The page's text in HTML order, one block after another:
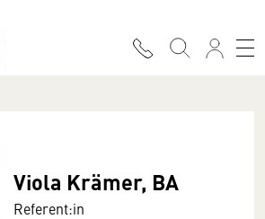
Viola Krämer, BA
Referent:in